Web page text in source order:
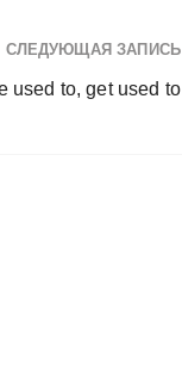
СЛЕДУЮЩАЯ ЗАПИСЬ
used to, get used to